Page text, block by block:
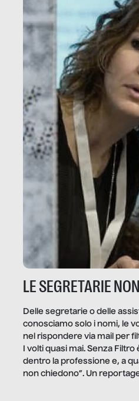
LE SEGRETARIE
Delle segretarie o delle
conosciamo solo i nomi, le
nel rispondere via mail per
I volti quasi mai. Senza
dentro la professione e, a
non chiedono”. Un